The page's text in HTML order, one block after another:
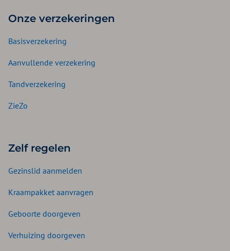
Onze verzekeringen
Basisverzekering
Aanvullende verzekering
Tandverzekering
ZieZo
Zelf regelen
Gezinslid aanmelden
Kraampakket aanvragen
Geboorte doorgeven
Verhuizing doorgeven